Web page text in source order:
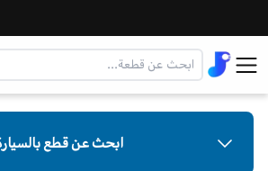
ابحث عن قطع